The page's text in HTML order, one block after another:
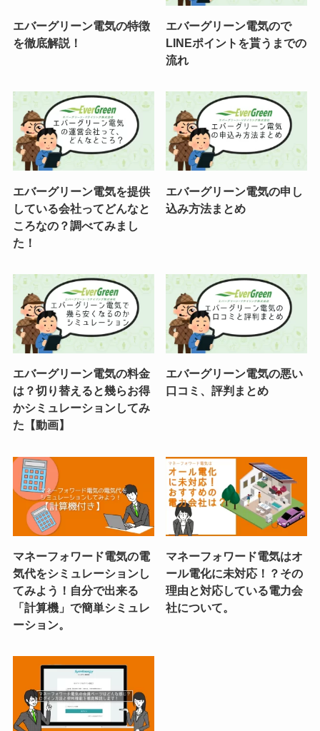
エバーグリーン電気の特徴
を徹底解説！
エバーグリーン電気ので
LINEポイントを貰うまでの
流れ
エバーグリーン電気を提供
している会社ってどんなと
ころなの？調べてみまし
た！
エバーグリーン電気の申し
込み方法まとめ
エバーグリーン電気の料金
は？切り替えると幾らお得
かシミュレーションしてみ
た【動画】
エバーグリーン電気の悪い
口コミ、評判まとめ
マネーフォワード電気の電
気代をシミュレーションし
てみよう！自分で出来る
「計算機」で簡単シミュレ
ーション。
マネーフォワード電気はオ
ール電化に未対応！？その
理由と対応している電力会
社について。